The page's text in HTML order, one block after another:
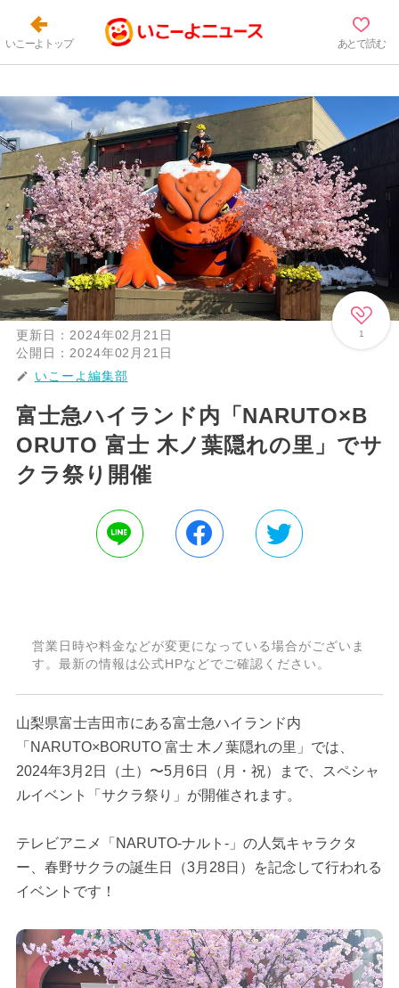
いこーよトップ あとで読む
1
更新日： 2024年02月21日
公開日： 2024年02月21日
いこーよ編集部
富士急ハイランド内「NARUTO×B
ORUTO 富士 木ノ葉隠れの里」でサ
クラ祭り開催
営業日時や料金などが変更になっている場合がございま
す。最新の情報は公式HPなどでご確認ください。
山梨県富士吉田市にある富士急ハイランド内
「NARUTO×BORUTO 富士 木ノ葉隠れの里」では、
2024年3月2日（土）〜5月6日（月・祝）まで、スペシャ
ルイベント「サクラ祭り」が開催されます。
テレビアニメ「NARUTO-ナルト-」の人気キャラクタ
ー、春野サクラの誕生日（3月28日）を記念して行われる
イベントです！